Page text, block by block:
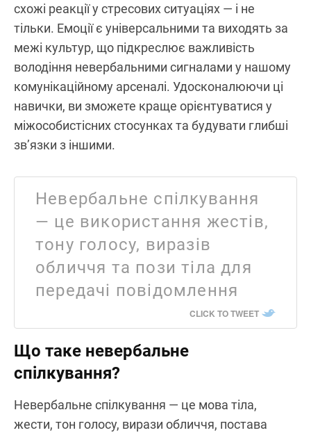
схожі реакції у стресових ситуаціях — і не
тільки. Емоції є універсальними та виходять за
межі культур, що підкреслює важливість
володіння невербальними сигналами у нашому
комунікаційному арсеналі. Удосконалюючи ці
навички, ви зможете краще орієнтуватися у
міжособистісних стосунках та будувати глибші
зв’язки з іншими.
Невербальне спілкування
— це використання жестів,
тону голосу, виразів
обличчя та пози тіла для
передачі повідомлення
CLICK TO TWEET
Що таке невербальне
спілкування?
Невербальне спілкування — це мова тіла,
жести, тон голосу, вирази обличчя, постава